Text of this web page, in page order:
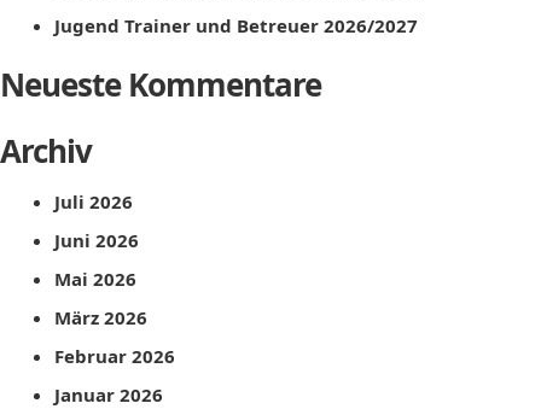
Jugend Trainer und Betreuer 2026/2027
Neueste Kommentare
Archiv
Juli 2026
Juni 2026
Mai 2026
März 2026
Februar 2026
Januar 2026